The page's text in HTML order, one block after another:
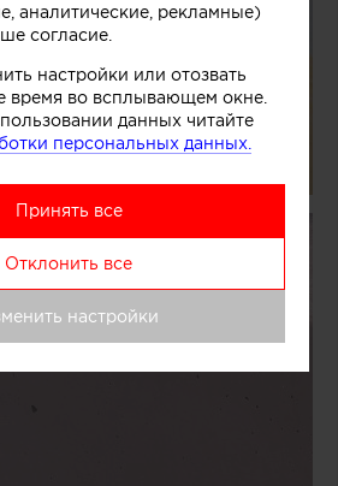
аналитические, рекламные)
согласие.
настройки или отозвать
время во всплывающем окне.
данных читайте
персональных данных.
Принять все
Отклонить все
настройки